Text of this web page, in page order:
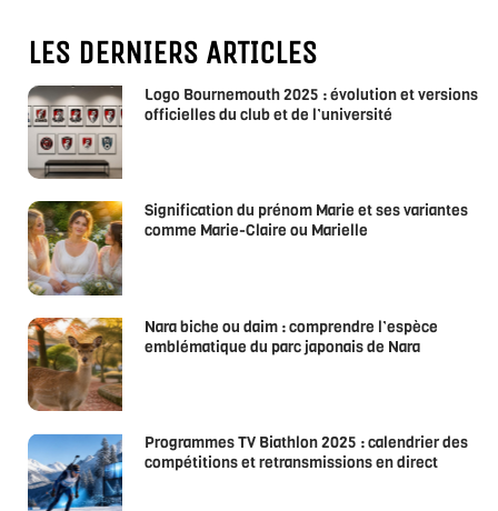
LES DERNIERS ARTICLES
Logo Bournemouth 2025 : évolution et versions
officielles du club et de l’université
Signification du prénom Marie et ses variantes
comme Marie-Claire ou Marielle
Nara biche ou daim : comprendre l’espèce
emblématique du parc japonais de Nara
Programmes TV Biathlon 2025 : calendrier des
compétitions et retransmissions en direct